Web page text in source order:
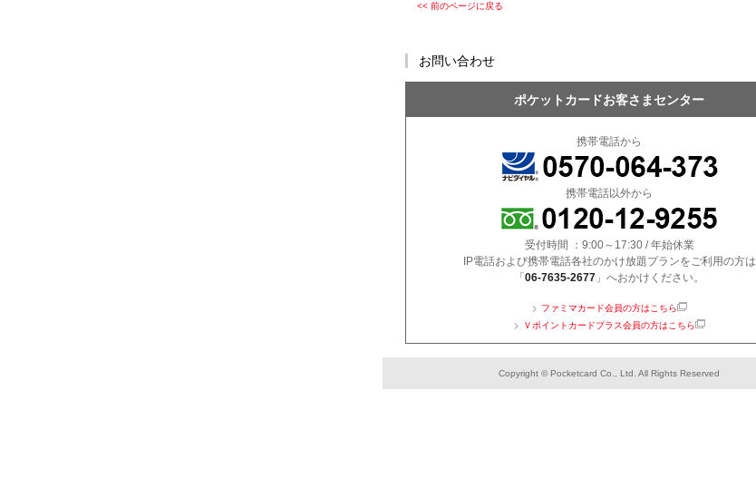
<< 前のページに戻る
お問い合わせ
ポケットカードお客さまセンター
携帯電話から
携帯電話以外から
受付時間 ：9:00～17:30 / 年始休業
IP電話および携帯電話各社のかけ放題プランをご利用の方は
「 06-7635-2677 」へおかけください。
ファミマカード会員の方はこちら
Ｖポイントカードプラス会員の方はこちら
Copyright © Pocketcard Co., Ltd. All Rights Reserved